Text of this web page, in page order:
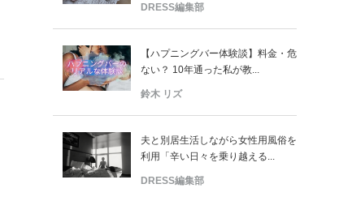
DRESS編集部
【ハプニングバー体験談】料金・危
ない？ 10年通った私が教...
鈴木 リズ
夫と別居生活しながら女性用風俗を
利用「辛い日々を乗り越える...
DRESS編集部